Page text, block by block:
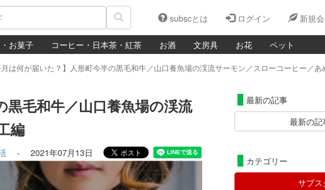
subscとは ログイン 新規
お菓子 コーヒー・日本茶・紅茶 お酒 文房具 お花 ペット
月は何が届いた？】人形町今半の黒毛和牛／山口養魚場の渓流サーモン／スローコーヒー／あ
黒毛和牛／山口養魚場の渓流
編
-2021年07月13日
最新の記事
最新の
カテゴリー
サブ